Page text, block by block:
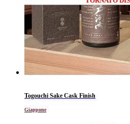
Togouchi Sake Cask Finish
Giappone